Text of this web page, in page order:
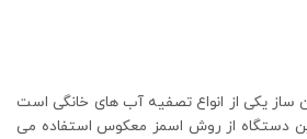
یکی از انواع تصفیه آب های خانگی است
دستگاه از روش اسمز معکوس استفاده می